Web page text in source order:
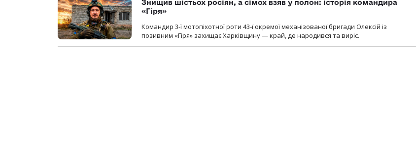
Знищив шістьох росіян, а сімох взяв у полон: історія командира
«Гіря»
Командир 3-ї мотопіхотної роти 43-ї окремої механізованої бригади Олексій із
позивним «Гіря» захищає Харківщину — край, де народився та виріс.